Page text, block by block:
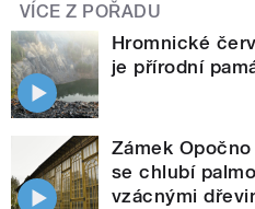
VÍCE Z POŘADU
Hromnické
je přírodní
Zámek
se chlubí
vzácnými